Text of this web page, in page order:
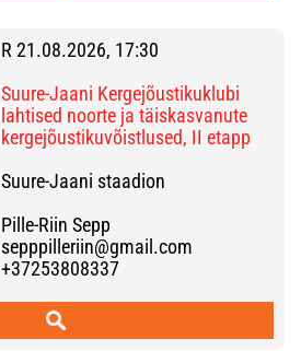
R 21.08.2026, 17:30
Suure-Jaani Kergejõustikuklubi
lahtised noorte ja täiskasvanute
kergejõustikuvõistlused, II etapp
Suure-Jaani staadion
Pille-Riin Sepp
sepppilleriin@gmail.com
+37253808337